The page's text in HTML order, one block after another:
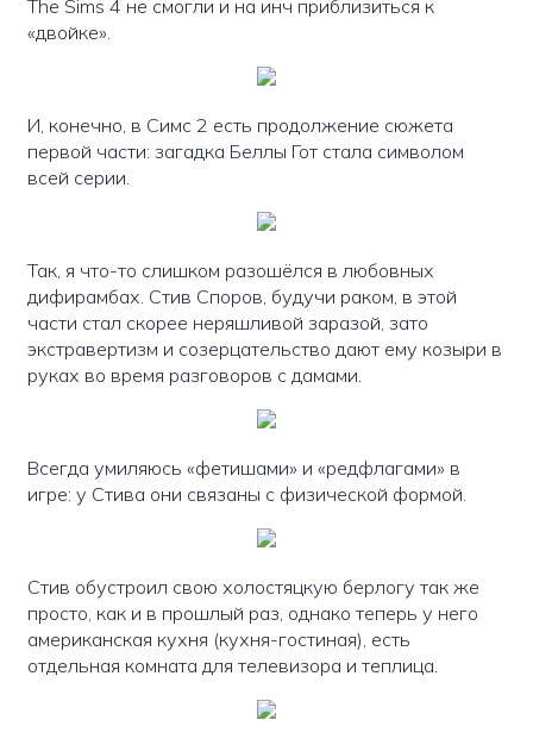
The Sims 4 не смогли и на инч приблизиться к
«двойке».
И, конечно, в Симс 2 есть продолжение сюжета
первой части: загадка Беллы Гот стала символом
всей серии.
Так, я что-то слишком разошёлся в любовных
дифирамбах. Стив Споров, будучи раком, в этой
части стал скорее неряшливой заразой, зато
экстравертизм и созерцательство дают ему козыри в
руках во время разговоров с дамами.
Всегда умиляюсь «фетишами» и «редфлагами» в
игре: у Стива они связаны с физической формой.
Стив обустроил свою холостяцкую берлогу так же
просто, как и в прошлый раз, однако теперь у него
американская кухня (кухня-гостиная), есть
отдельная комната для телевизора и теплица.